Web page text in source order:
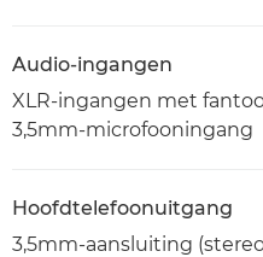
Audio-ingangen
XLR-ingangen met
3,5mm-microfooningang
Hoofdtelefoonuitgang
3,5mm-aansluiting